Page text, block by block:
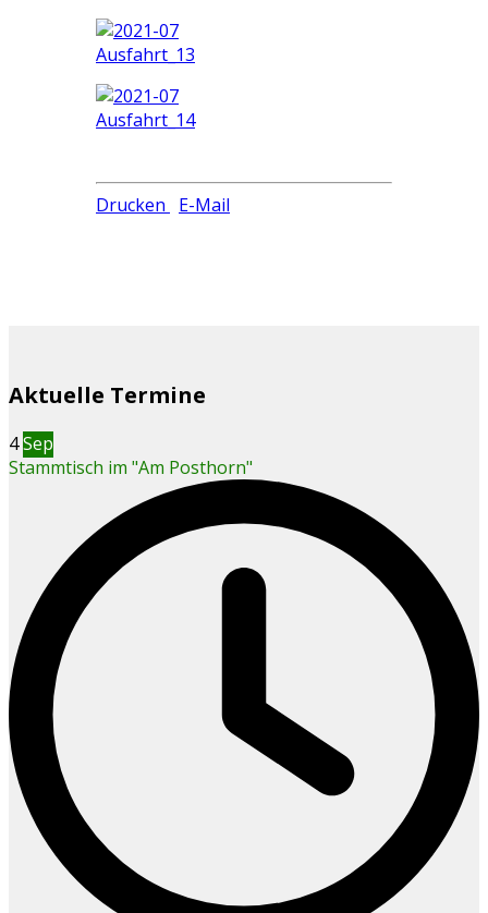
Drucken E-Mail
Aktuelle Termine
4Sep
Stammtisch im "Am Posthorn"